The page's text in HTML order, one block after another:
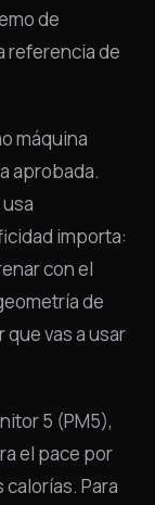
de
referencia de
máquina
aprobada.
importa:
con el
de
vas a usar
5 (PM5),
el pace por
calorías. Para